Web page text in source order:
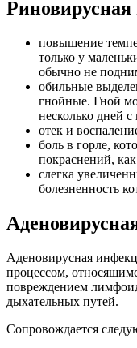
повышение
только у
обычно не
обильные
гнойные. Гной
несколько дней с
отек и
боль в горле,
покраснений,
слегка
болезненность
Аденовирусная
процессом,
повреждением
дыхательных путей.
Сопровождается